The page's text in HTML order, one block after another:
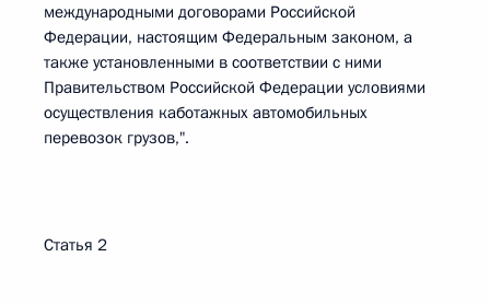
международными договорами Российской
Федерации, настоящим Федеральным законом, а
также установленными в соответствии с ними
Правительством Российской Федерации условиями
осуществления каботажных автомобильных
перевозок грузов,".
Статья 2